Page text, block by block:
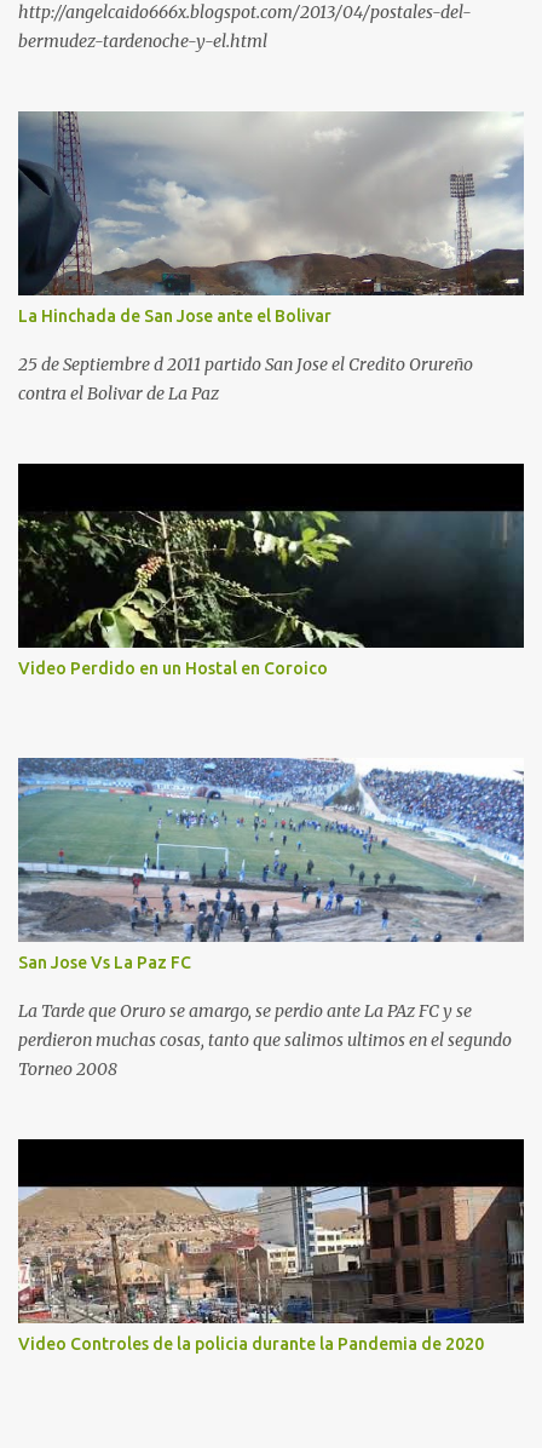
http://angelcaido666x.blogspot.com/2013/04/postales-del-
bermudez-tardenoche-y-el.html
La Hinchada de San Jose ante el Bolivar
25 de Septiembre d 2011 partido San Jose el Credito Orureño
contra el Bolivar de La Paz
Video Perdido en un Hostal en Coroico
San Jose Vs La Paz FC
La Tarde que Oruro se amargo, se perdio ante La PAz FC y se
perdieron muchas cosas, tanto que salimos ultimos en el segundo
Torneo 2008
Video Controles de la policia durante la Pandemia de 2020